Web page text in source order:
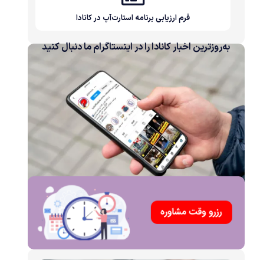
فرم ارزیابی برنامه استارت‌آپ در کانادا
به‌روزترین اخبار کانادا را در اینستاگرام ما دنبال کنید